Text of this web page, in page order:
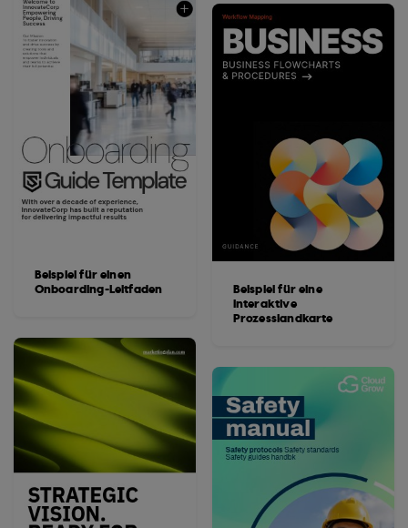
Beispiel für einen
Onboarding-Leitfaden
Beispiel für eine
interaktive
Prozesslandkarte